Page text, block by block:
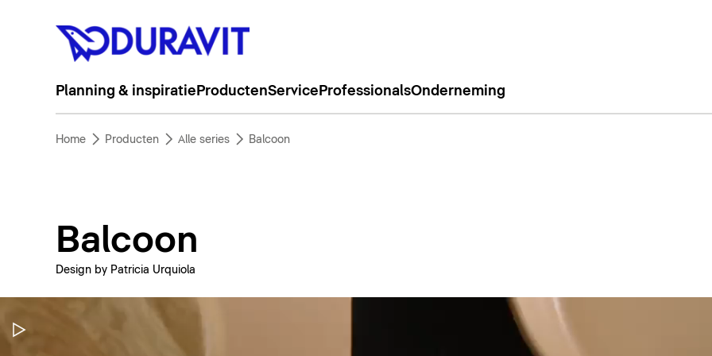
Planning & inspiratie ProductenService ProfessionalsOnderneming
Home Producten Alle series Balcoon
Balcoon
Design by Patricia Urquiola
Video pauzeren